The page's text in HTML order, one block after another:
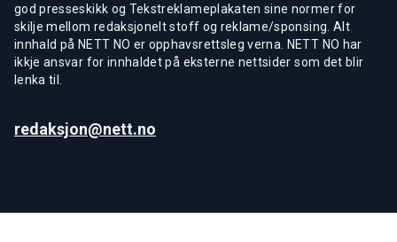
god presseskikk og Tekstreklameplakaten sine normer for
skilje mellom redaksjonelt stoff og reklame/sponsing. Alt
innhald på NETT NO er opphavsrettsleg verna. NETT NO har
ikkje ansvar for innhaldet på eksterne nettsider som det blir
lenka til.
redaksjon@nett.no